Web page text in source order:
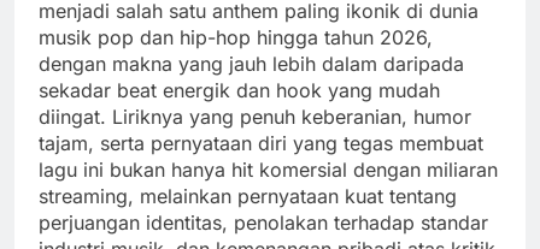
menjadi salah satu anthem paling ikonik di dunia
musik pop dan hip-hop hingga tahun 2026,
dengan makna yang jauh lebih dalam daripada
sekadar beat energik dan hook yang mudah
diingat. Liriknya yang penuh keberanian, humor
tajam, serta pernyataan diri yang tegas membuat
lagu ini bukan hanya hit komersial dengan miliaran
streaming, melainkan pernyataan kuat tentang
perjuangan identitas, penolakan terhadap standar